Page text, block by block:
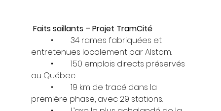
Faits saillants – Projet TramCité
entretenues localement par Alstom.
au Québec.
première phase, avec 29 stations.